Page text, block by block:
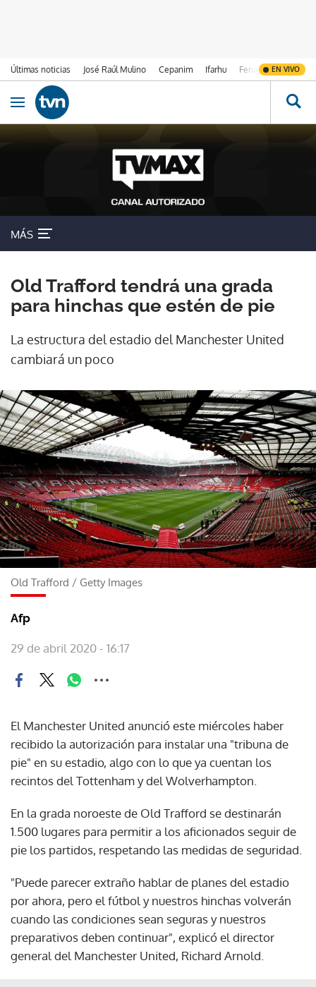
Últimas noticias José Raúl Mulino Cepanim Ifarhu Fenómeno de El
EN VIVO
Ir al contenido
Obrir navegació
MÁS
Old Trafford tendrá una grada
para hinchas que estén de pie
La estructura del estadio del Manchester United
cambiará un poco
Old Trafford / Getty Images
Afp
29 de abril 2020 - 16:17
El Manchester United anunció este miércoles haber
recibido la autorización para instalar una "tribuna de
pie" en su estadio, algo con lo que ya cuentan los
recintos del Tottenham y del Wolverhampton.
En la grada noroeste de Old Trafford se destinarán
1.500 lugares para permitir a los aficionados seguir de
pie los partidos, respetando las medidas de seguridad.
"Puede parecer extraño hablar de planes del estadio
por ahora, pero el fútbol y nuestros hinchas volverán
cuando las condiciones sean seguras y nuestros
preparativos deben continuar", explicó el director
general del Manchester United, Richard Arnold.